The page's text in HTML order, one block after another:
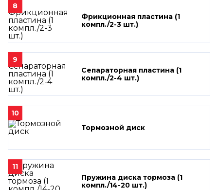
8
Фрикционная пластина (1
компл./2-3 шт.)
9
Сепараторная пластина (1
компл./2-4 шт.)
10
Тормозной диск
11
Пружина диска тормоза (1
компл./14-20 шт.)